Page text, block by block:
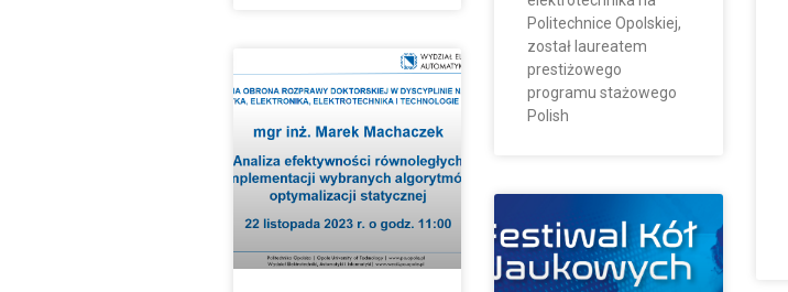
Politechnice Opolskiej,
został laureatem
prestiżowego
programu stażowego
Polish